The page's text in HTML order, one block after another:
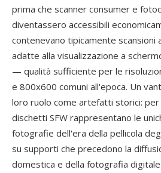
prima che scanner consumer e
diventassero accessibili
contenevano tipicamente scansioni
adatte alla visualizzazione a
— qualità sufficiente per le
e 800x600 comuni all'epoca. Un
loro ruolo come artefatti storici: per
dischetti SFW rappresentano le
fotografie dell'era della pellicola
su supporti che precedono la
domestica e della fotografia